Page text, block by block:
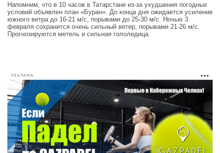
Напомним, что в 10 часов в Татарстане из-за ухудшения погодных
условий объявлен план «Буран». До конца дня ожидается усиление
южного ветра до 16-21 м/с, порывами до 25-30 м/с. Ночью 3
февраля сохранится очень сильный ветер, порывами 21-26 м/с.
Прогнозируются метель и сильная гололедица.
РЕКЛАМА